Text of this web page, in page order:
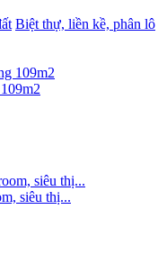
Biệt thự, liền kề, phân lô
siêu thị...